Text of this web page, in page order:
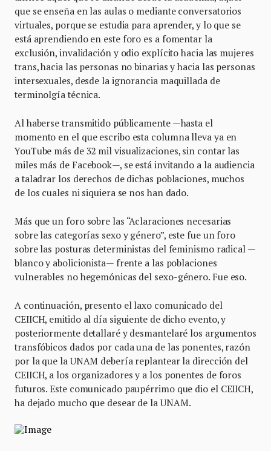
que se enseña en las aulas o mediante conversatorios
virtuales, porque se estudia para aprender, y lo que se
está aprendiendo en este foro es a fomentar la
exclusión, invalidación y odio explícito hacia las mujeres
trans, hacia las personas no binarias y hacia las personas
intersexuales, desde la ignorancia maquillada de
terminolgía técnica.
Al haberse transmitido públicamente —hasta el
momento en el que escribo esta columna lleva ya en
YouTube más de 32 mil visualizaciones, sin contar las
miles más de Facebook—, se está invitando a la audiencia
a taladrar los derechos de dichas poblaciones, muchos
de los cuales ni siquiera se nos han dado.
Más que un foro sobre las “Aclaraciones necesarias
sobre las categorías sexo y género”, este fue un foro
sobre las posturas deterministas del feminismo radical —
blanco y abolicionista— frente a las poblaciones
vulnerables no hegemónicas del sexo-género. Fue eso.
A continuación, presento el laxo comunicado del
CEIICH, emitido al día siguiente de dicho evento, y
posteriormente detallaré y desmantelaré los argumentos
transfóbicos dados por cada una de las ponentes, razón
por la que la UNAM debería replantear la dirección del
CEIICH, a los organizadores y a los ponentes de foros
futuros. Este comunicado paupérrimo que dio el CEIICH,
ha dejado mucho que desear de la UNAM.